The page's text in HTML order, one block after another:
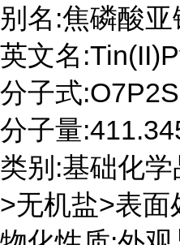
别名:焦磷酸亚
英文名
分子式
分子量
类别:基础化
>无机盐>表面